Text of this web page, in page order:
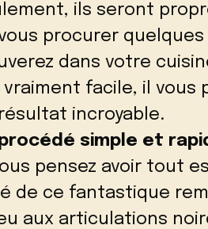
ils seront
procurer
dans votre
vraiment facile, il vous
incroyable.
procédé simple et
pensez avoir tout
de ce fantastique
aux articulations